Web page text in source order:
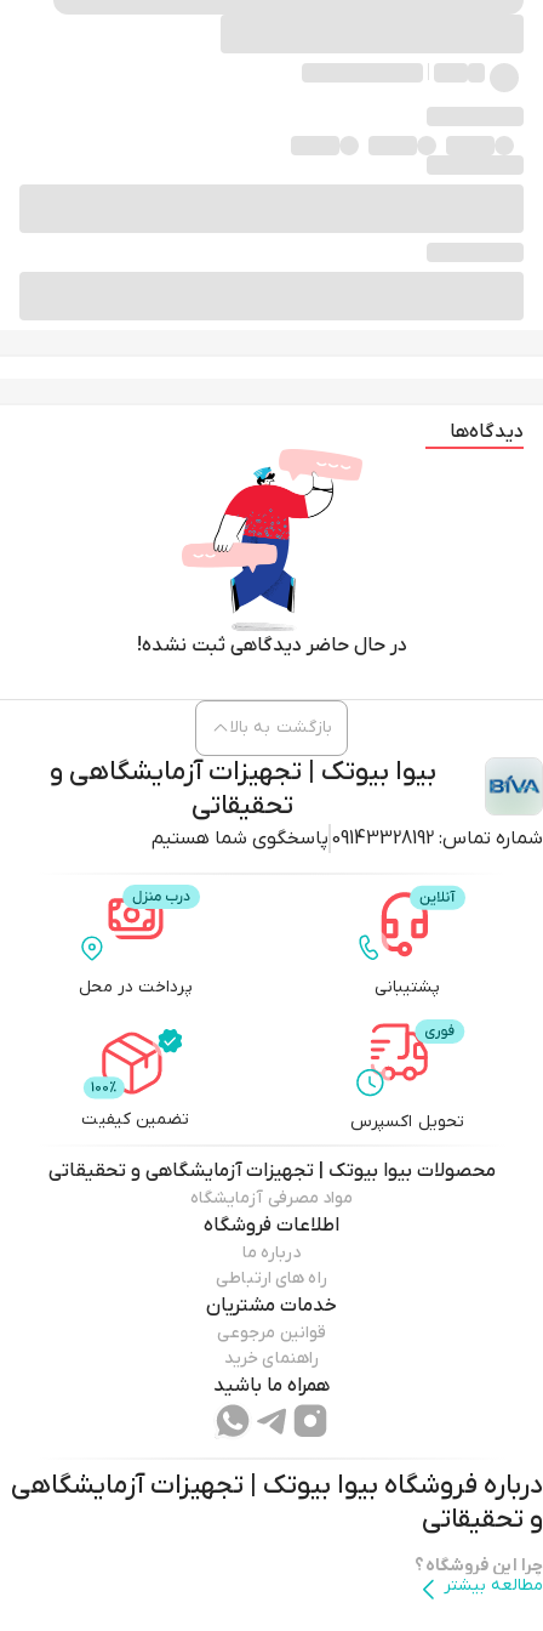
دیدگاه‌ها
در حال حاضر دیدگاهی ثبت نشده!
بیوا بیوتک | تجهیزات آزمایشگاهی و
تحقیقاتی
شماره تماس: 09143328192 پاسخگوی شما هستیم
بازگشت به بالا
پشتیبانی پرداخت در محل
تحویل اکسپرس تضمین کیفیت
محصولات بیوا بیوتک | تجهیزات آزمایشگاهی و تحقیقاتی
مواد مصرفی آزمایشگاه
اطلاعات فروشگاه
درباره ما
راه های ارتباطی
خدمات مشتریان
قوانین مرجوعی
راهنمای خرید
همراه ما باشید
درباره فروشگاه بیوا بیوتک | تجهیزات آزمایشگاهی
و تحقیقاتی
چرا این فروشگاه؟
مطالعه بیشتر